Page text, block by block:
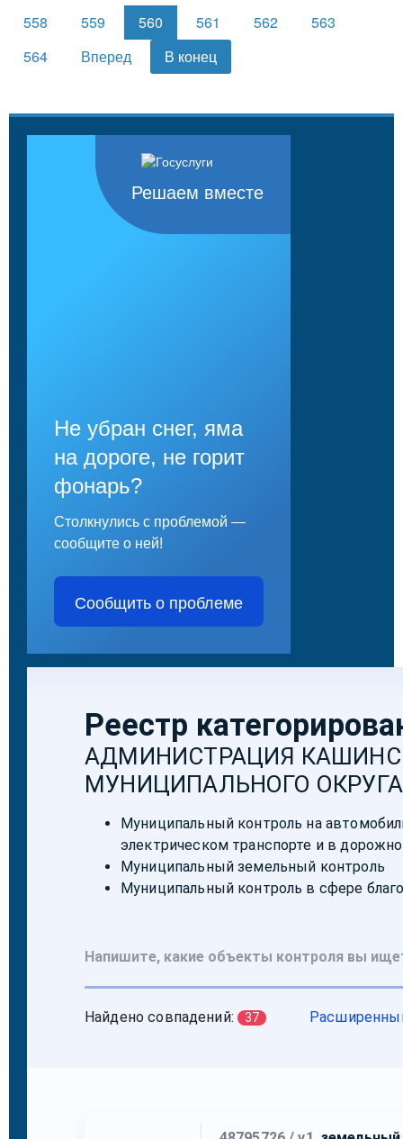
558
559 560 561 562
563
564
Вперед В конец
Решаем вместе
Не убран снег, яма
на дороге, не горит
фонарь?
Столкнулись с проблемой —
сообщите о ней!
Сообщить о проблеме